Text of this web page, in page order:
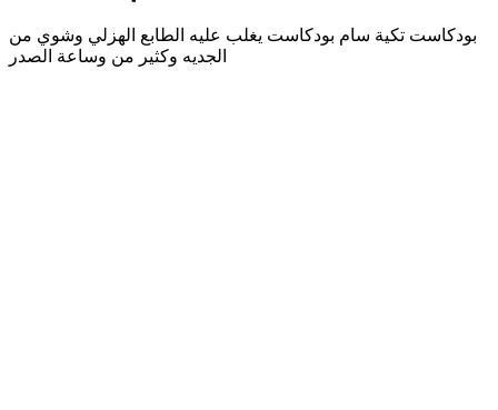
بودكاست تكية سام بودكاست يغلب عليه الطابع الهزلي وشوي من
الجديه وكثير من وساعة الصدر